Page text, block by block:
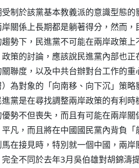
制於該黨基本教義派的意識型態
關係上長期都是躺著得分，然而
趨勢下，民進黨不可能在兩岸政策
策的討論，應該說民進黨內部也
聯度，以及中共台辦對台工作的重
）為對象的「向南移、向下沉」策
黨是在尋找調整兩岸政策的有利
勢不但喪失，而且有可能在兩岸
凡，而且將在中國國民黨內背負
在接見時，特別就一個中國，兩
全不同於去年3月吳伯雄對胡錦濤